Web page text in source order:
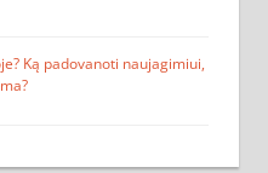
Ką padovanoti naujagimiui,